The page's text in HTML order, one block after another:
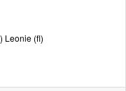
Leonie (fl)